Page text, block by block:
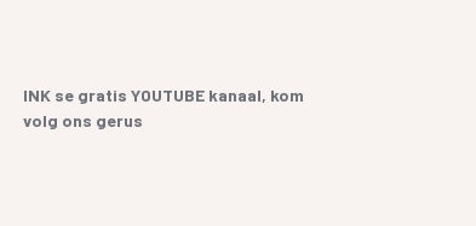
VAN
OOR KOPPELTEKENS
INK se gratis YOUTUBE kanaal, kom
volg ons gerus